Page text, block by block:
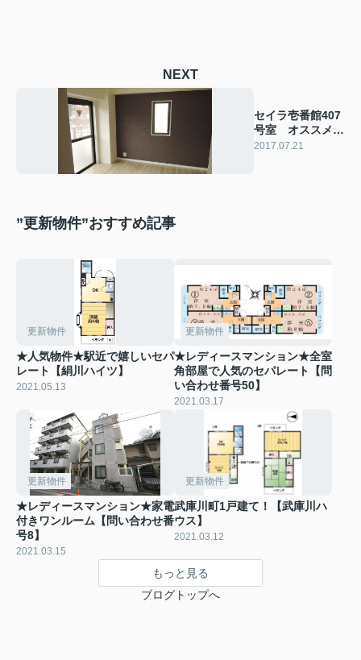
NEXT
セイラ壱番館407
号室 オススメワ
ンルーム
2017.07.21
”更新物件”おすすめ記事
更新物件
★人気物件★駅近で嬉しいセパ
レート【絹川ハイツ】
2021.05.13
更新物件
★レディースマンション★全室
角部屋で人気のセパレート【問
い合わせ番号50】
2021.03.17
更新物件
★レディースマンション★家電
付きワンルーム【問い合わせ番
号8】
2021.03.15
更新物件
武庫川町1戸建て！【武庫川ハ
ウス】
2021.03.12
もっと見る
ブログトップへ